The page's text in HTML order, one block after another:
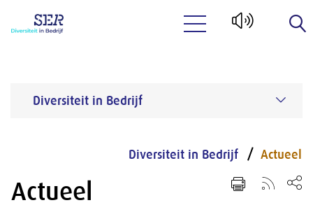
Diversiteit in Bedrijf
Diversiteit in Bedrijf Actueel
Actueel